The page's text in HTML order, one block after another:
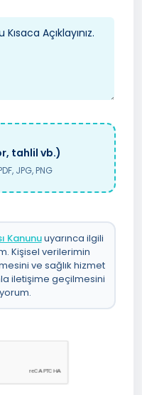
tahlil vb.)
JPG, PNG
Kanunuuyarınca ilgili
Kişisel verilerimin
ve sağlık hizmet
iletişime geçilmesini